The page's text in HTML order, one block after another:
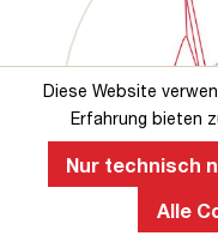
Diese Website
Erfahrung bieten
Nur technisch
Alle